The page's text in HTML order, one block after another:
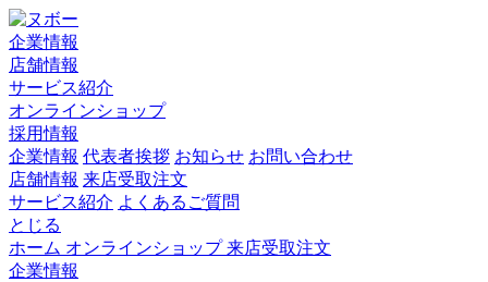
企業情報
店舗情報
サービス紹介
オンラインショップ
採用情報
企業情報 代表者挨拶 お知らせ お問い合わせ
店舗情報 来店受取注文
サービス紹介 よくあるご質問
とじる
ホーム オンラインショップ来店受取注文
企業情報